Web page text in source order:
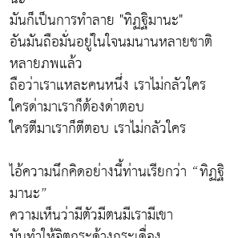
มันก็เป็นการทำลาย "ทิฏฐิมานะ"
อันมันถือมั่นอยู่ในใจนมนานหลายชาติ
หลายภพแล้ว
ถือว่าเราแหละคนหนึ่ง เราไม่กลัวใคร
ใครด่ามาเราก็ต้องด่าตอบ
ใครตีมาเราก็ตีตอบ เราไม่กลัวใคร
ไอ้ความนึกคิดอย่างนี้ท่านเรียกว่า “ทิฏฐิ
มานะ”
ความเห็นว่ามีตัวมีตนมีเรามีเขา